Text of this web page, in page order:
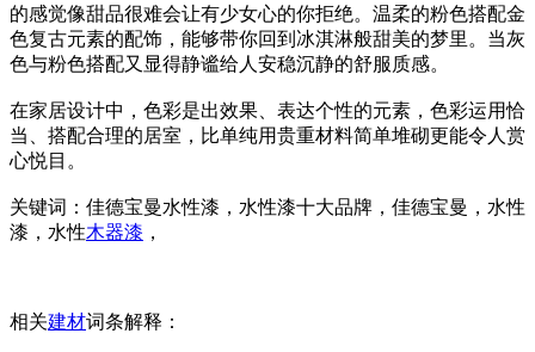
的感觉像甜品很难会让有少女心的你拒绝。温柔的粉色搭配金
色复古元素的配饰，能够带你回到冰淇淋般甜美的梦里。当灰
色与粉色搭配又显得静谧给人安稳沉静的舒服质感。
在家居设计中，色彩是出效果、表达个性的元素，色彩运用恰
当、搭配合理的居室，比单纯用贵重材料简单堆砌更能令人赏
心悦目。
关键词：佳德宝曼水性漆，水性漆十大品牌，佳德宝曼，水性
漆，水性木器漆 ，
相关建材词条解释：